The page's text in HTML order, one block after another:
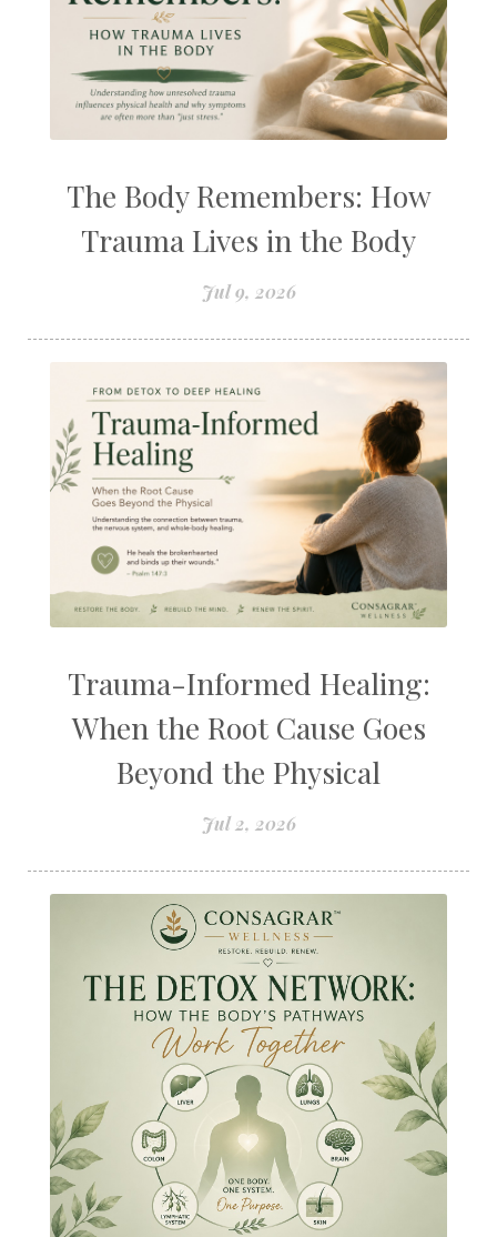
The Body Remembers: How
Trauma Lives in the Body
Jul 9, 2026
Trauma-Informed Healing:
When the Root Cause Goes
Beyond the Physical
Jul 2, 2026